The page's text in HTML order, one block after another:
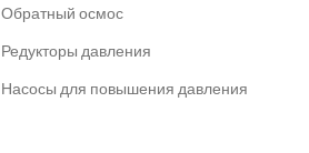
Обратный осмос
Редукторы давления
Насосы для повышения давления